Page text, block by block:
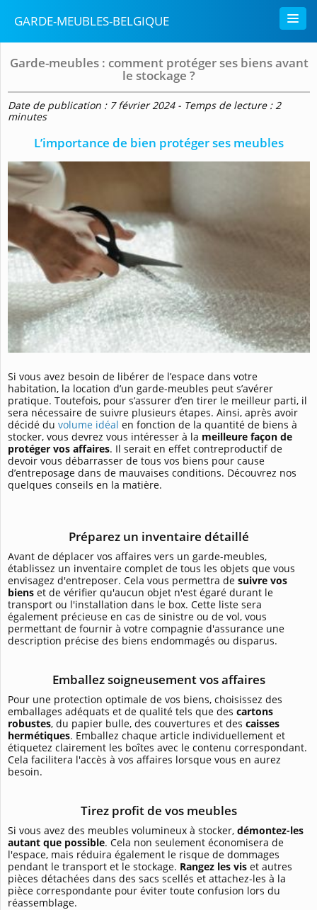
GARDE-MEUBLES-BELGIQUE
Garde-meubles : comment protéger ses biens avant
le stockage ?
Date de publication : 7 février 2024 - Temps de lecture : 2
minutes
L’importance de bien protéger ses meubles
Si vous avez besoin de libérer de l’espace dans votre
habitation, la location d’un garde-meubles peut s’avérer
pratique. Toutefois, pour s’assurer d’en tirer le meilleur parti, il
sera nécessaire de suivre plusieurs étapes. Ainsi, après avoir
décidé du volume idéal en fonction de la quantité de biens à
stocker, vous devrez vous intéresser à la meilleure façon de
protéger vos affaires. Il serait en effet contreproductif de
devoir vous débarrasser de tous vos biens pour cause
d’entreposage dans de mauvaises conditions. Découvrez nos
quelques conseils en la matière.
Préparez un inventaire détaillé
Avant de déplacer vos affaires vers un garde-meubles,
établissez un inventaire complet de tous les objets que vous
envisagez d'entreposer. Cela vous permettra de suivre vos
biens et de vérifier qu'aucun objet n'est égaré durant le
transport ou l'installation dans le box. Cette liste sera
également précieuse en cas de sinistre ou de vol, vous
permettant de fournir à votre compagnie d'assurance une
description précise des biens endommagés ou disparus.
Emballez soigneusement vos affaires
Pour une protection optimale de vos biens, choisissez des
emballages adéquats et de qualité tels que des cartons
robustes, du papier bulle, des couvertures et des caisses
hermétiques. Emballez chaque article individuellement et
étiquetez clairement les boîtes avec le contenu correspondant.
Cela facilitera l'accès à vos affaires lorsque vous en aurez
besoin.
Tirez profit de vos meubles
Si vous avez des meubles volumineux à stocker, démontez-les
autant que possible. Cela non seulement économisera de
l'espace, mais réduira également le risque de dommages
pendant le transport et le stockage. Rangez les vis et autres
pièces détachées dans des sacs scellés et attachez-les à la
pièce correspondante pour éviter toute confusion lors du
réassemblage.